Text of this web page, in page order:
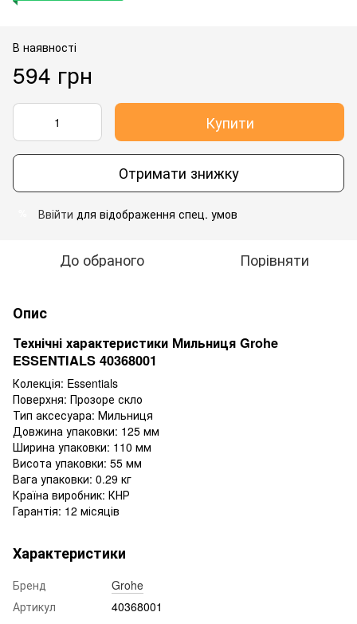
В наявності
594 грн
Купити
Отримати знижку
Ввійти для відображення спец. умов
До обраного Порівняти
Опис
Технічні характеристики Мильниця Grohe
ESSENTIALS 40368001
Колекція: Essentials
Поверхня: Прозоре скло
Тип аксесуара: Мильниця
Довжина упаковки: 125 мм
Ширина упаковки: 110 мм
Висота упаковки: 55 мм
Вага упаковки: 0.29 кг
Країна виробник: КНР
Гарантія: 12 місяців
Характеристики
Бренд
Grohe
Артикул
40368001